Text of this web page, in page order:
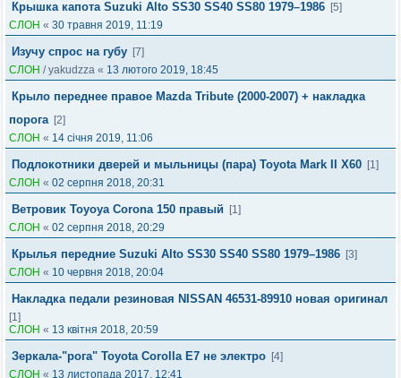
Крышка капота Suzuki Alto SS30 SS40 SS80 1979–1986 [5]
СЛОН « 30 травня 2019, 11:19
Изучу спрос на губу [7]
СЛОН /yakudzza « 13 лютого 2019, 18:45
Крыло переднее правое Mazda Tribute (2000-2007) + накладка
порога [2]
СЛОН « 14 січня 2019, 11:06
Подлокотники дверей и мыльницы (пара) Toyota Mark II X60 [1]
СЛОН « 02 серпня 2018, 20:31
Ветровик Toyoya Corona 150 правый
[1]
СЛОН « 02 серпня 2018, 20:29
Крылья передние Suzuki Alto SS30 SS40 SS80 1979–1986 [3]
СЛОН « 10 червня 2018, 20:04
Накладка педали резиновая NISSAN 46531-89910 новая оригинал
[1]
СЛОН « 13 квітня 2018, 20:59
Зеркала-"рога" Toyota Corolla E7 не электро [4]
СЛОН « 13 листопада 2017, 12:41